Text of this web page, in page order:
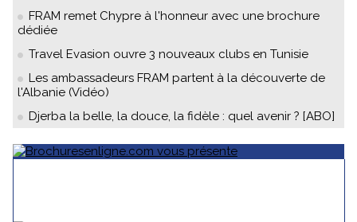
FRAM remet Chypre à l'honneur avec une brochure
dédiée
Travel Evasion ouvre 3 nouveaux clubs en Tunisie
Les ambassadeurs FRAM partent à la découverte de
l'Albanie (Vidéo)
Djerba la belle, la douce, la fidèle : quel avenir ? [ABO]